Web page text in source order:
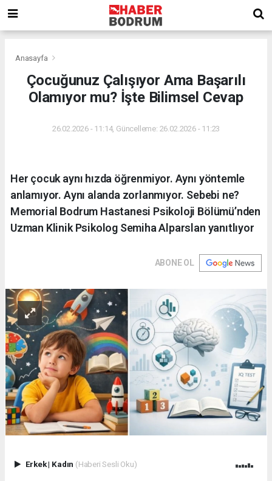
Anasayfa
Çocuğunuz Çalışıyor Ama Başarılı
Olamıyor mu? İşte Bilimsel Cevap
26.02.2026 - 11:14, Güncelleme: 26.02.2026 - 11:23
Her çocuk aynı hızda öğrenmiyor. Aynı yöntemle
anlamıyor. Aynı alanda zorlanmıyor. Sebebi ne?
Memorial Bodrum Hastanesi Psikoloji Bölümü’nden
Uzman Klinik Psikolog Semiha Alparslan yanıtlıyor
ABONE OL
Erkek| Kadın (Haberi Sesli Oku)